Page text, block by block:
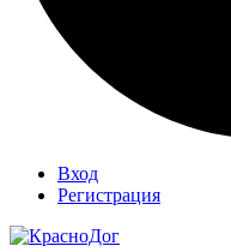
Вход
Регистрация